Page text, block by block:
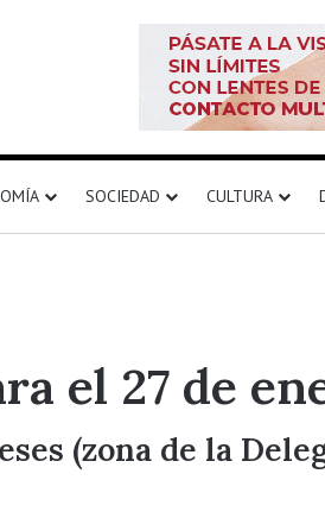
SOCIEDAD CULTURA
el 27 de
(zona de la